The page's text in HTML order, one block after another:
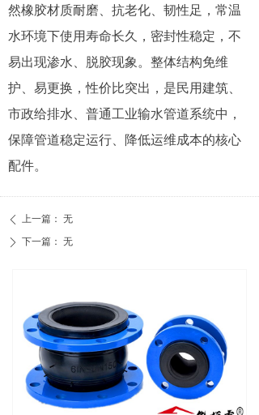
然橡胶材质耐磨、抗老化、韧性足，常温
水环境下使用寿命长久，密封性稳定，不
易出现渗水、脱胶现象。整体结构免维
护、易更换，性价比突出，是民用建筑、
市政给排水、普通工业输水管道系统中，
保障管道稳定运行、降低运维成本的核心
配件。
ꄴ 上一篇： 无
ꄲ 下一篇： 无